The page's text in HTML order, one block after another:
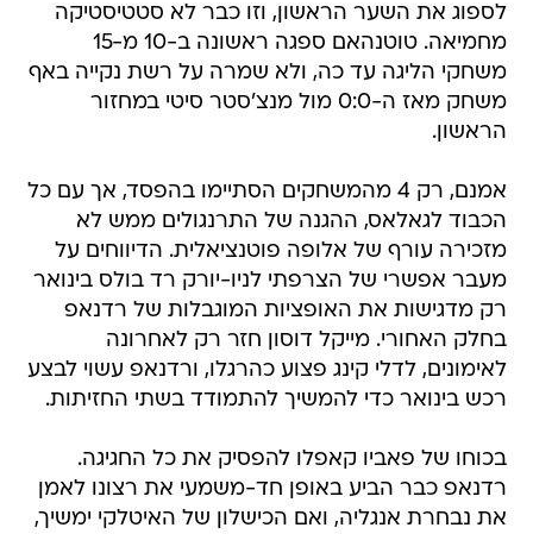
לספוג את השער הראשון, וזו כבר לא סטטיסטיקה
מחמיאה. טוטנהאם ספגה ראשונה ב-10 מ-15
משחקי הליגה עד כה, ולא שמרה על רשת נקייה באף
משחק מאז ה-0:0 מול מנצ'סטר סיטי במחזור
הראשון.
אמנם, רק 4 מהמשחקים הסתיימו בהפסד, אך עם כל
הכבוד לגאלאס, ההגנה של התרנגולים ממש לא
מזכירה עורף של אלופה פוטנציאלית. הדיווחים על
מעבר אפשרי של הצרפתי לניו-יורק רד בולס בינואר
רק מדגישות את האופציות המוגבלות של רדנאפ
בחלק האחורי. מייקל דוסון חזר רק לאחרונה
לאימונים, לדלי קינג פצוע כהרגלו, ורדנאפ עשוי לבצע
רכש בינואר כדי להמשיך להתמודד בשתי החזיתות.
בכוחו של פאביו קאפלו להפסיק את כל החגיגה.
רדנאפ כבר הביע באופן חד-משמעי את רצונו לאמן
את נבחרת אנגליה, ואם הכישלון של האיטלקי ימשיך,